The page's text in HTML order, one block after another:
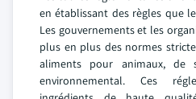
en établissant des règles que
Les gouvernements et les
plus en plus des normes
aliments pour animaux, de
environnemental. Ces